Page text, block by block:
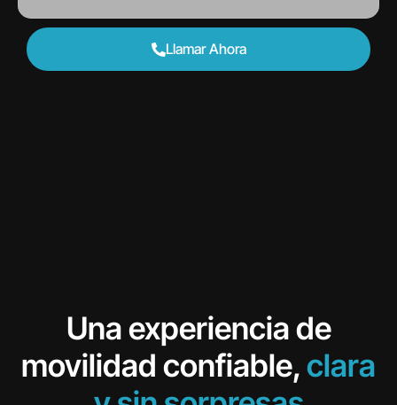
Llamar Ahora
Una experiencia de
movilidad confiable,clara